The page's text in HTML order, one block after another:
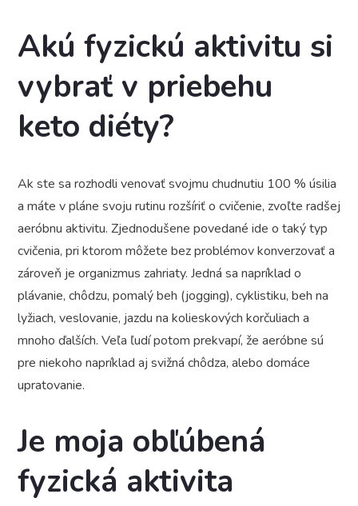
Akú fyzickú aktivitu si
vybrať v priebehu
keto diéty?
Ak ste sa rozhodli venovať svojmu chudnutiu 100 % úsilia
a máte v pláne svoju rutinu rozšíriť o cvičenie, zvoľte radšej
aeróbnu aktivitu. Zjednodušene povedané ide o taký typ
cvičenia, pri ktorom môžete bez problémov konverzovať a
zároveň je organizmus zahriaty. Jedná sa napríklad o
plávanie, chôdzu, pomalý beh (jogging), cyklistiku, beh na
lyžiach, veslovanie, jazdu na kolieskových korčuliach a
mnoho ďalších. Veľa ľudí potom prekvapí, že aeróbne sú
pre niekoho napríklad aj svižná chôdza, alebo domáce
upratovanie.
Je moja obľúbená
fyzická aktivita